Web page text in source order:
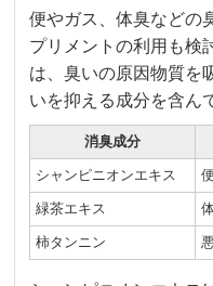
便やガス、体臭などの
プリメントの利用も検
は、臭いの原因物質を
いを抑える成分を含ん
消臭成分
シャンピニオンエキス
緑茶エキス
柿タンニン